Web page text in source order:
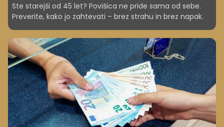
Ste starejši od 45 let? Povišica ne pride sama od sebe.
Preverite, kako jo zahtevati – brez strahu in brez napak.